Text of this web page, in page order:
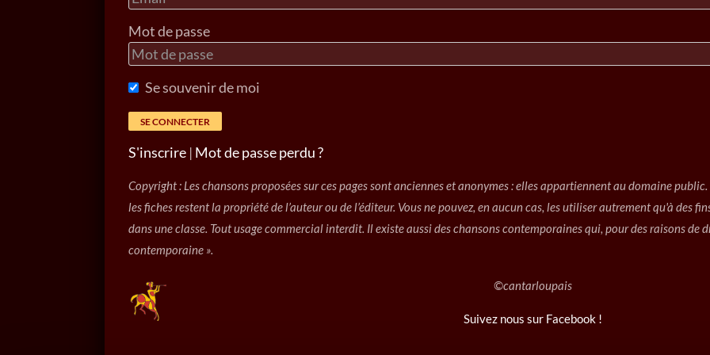
Mot de passe
Se souvenir de moi
S'inscrire | Mot de passe perdu ?
Copyright : Les chansons proposées sur ces pages sont anciennes et anonymes : elles appartiennent au domaine
les fiches restent la propriété de l’auteur ou de l’éditeur. Vous ne pouvez, en aucun cas, les utiliser autrement qu'à des
dans une classe. Tout usage commercial interdit. Il existe aussi des chansons contemporaines qui, pour des raisons de
contemporaine ».
©cantarloupais
Suivez nous sur Facebook !